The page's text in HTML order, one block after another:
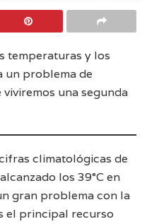
temperaturas y los
un problema de
viviremos una segunda
climatológicas de
los 39°C en
gran problema con la
el principal recurso